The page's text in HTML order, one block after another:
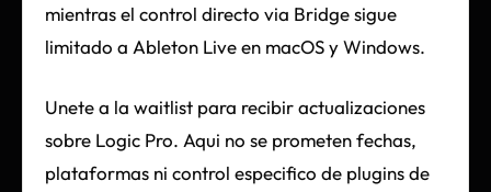
mientras el control directo via Bridge sigue
limitado a Ableton Live en macOS y Windows.
Unete a la waitlist para recibir actualizaciones
sobre Logic Pro. Aqui no se prometen fechas,
plataformas ni control especifico de plugins de